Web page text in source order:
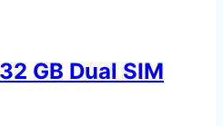
GB Dual SIM